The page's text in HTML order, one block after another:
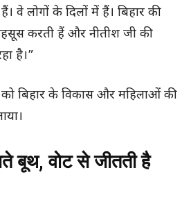
वे लोगों के दिलों में हैं। बिहार की
करती हैं और नीतीश जी की
है।”
को बिहार के विकास और महिलाओं की
बूथ, वोट से जीतती है